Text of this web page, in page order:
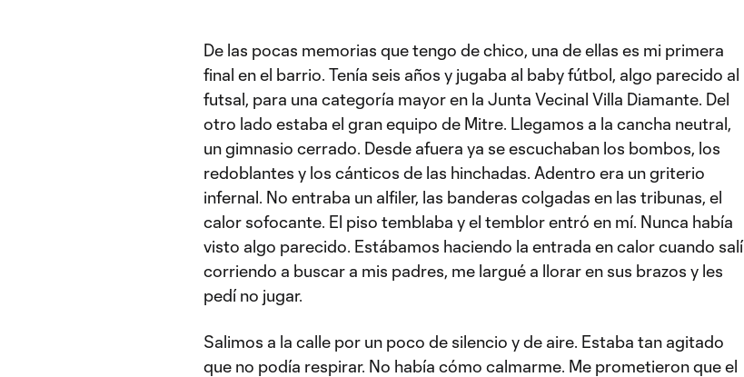
De las pocas memorias que tengo de chico, una de ellas es mi primera
final en el barrio. Tenía seis años y jugaba al baby fútbol, algo parecido al
futsal, para una categoría mayor en la Junta Vecinal Villa Diamante. Del
otro lado estaba el gran equipo de Mitre. Llegamos a la cancha neutral,
un gimnasio cerrado. Desde afuera ya se escuchaban los bombos, los
redoblantes y los cánticos de las hinchadas. Adentro era un griterio
infernal. No entraba un alfiler, las banderas colgadas en las tribunas, el
calor sofocante. El piso temblaba y el temblor entró en mí. Nunca había
visto algo parecido. Estábamos haciendo la entrada en calor cuando salí
corriendo a buscar a mis padres, me largué a llorar en sus brazos y les
pedí no jugar.
Salimos a la calle por un poco de silencio y de aire. Estaba tan agitado
que no podía respirar. No había cómo calmarme. Me prometieron que el